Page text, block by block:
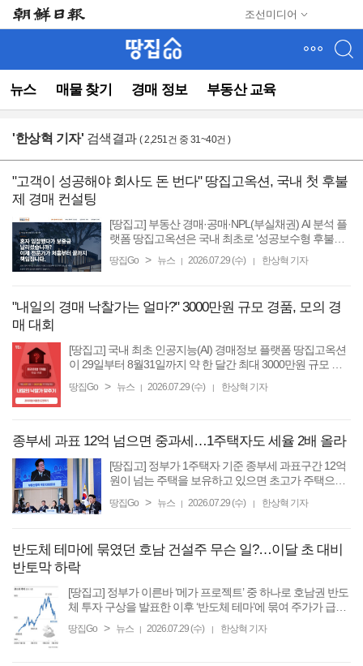
조선미디어
뉴스 매물 찾기 경매 정보 부동산 교육
뉴
(컨
영
동)
'한상혁 기자' 검색결과 ( 2,251건 중 31~40건 )
"고객이 성공해야 회사도 돈 번다" 땅집고옥션, 국내 첫 후불
제 경매 컨설팅
[땅집고] 부동산 경매·공매·NPL(부실채권) AI 분석 플
랫폼 땅집고옥션은 국내 최초로 '성공보수형 후불제
경매 컨설팅은 낙찰 여부와 관계없이 수백만 원의 자
땅집Go > 뉴스 2026.07.29 (수) 한상혁 기자
"내일의 경매 낙찰가는 얼마?" 3000만원 규모 경품, 모의 경
매 대회
[땅집고] 국내 최초 인공지능(AI) 경매정보 플랫폼 땅집고옥션
이 29일부터 8월31일까지 약 한 달간 최대 3000만원 규모 경
를 진행한다고 밝혔다. ...
땅집Go > 뉴스 | 2026.07.29 (수) | 한상혁 기자
종부세 과표 12억 넘으면 중과세…1주택자도 세율 2배 올라
[땅집고] 정부가 1주택자 기준 종부세 과표구간 12억
원이 넘는 주택을 보유하고 있으면 초고가 주택으로
중이라는 보도가 나왔다. 서울경제신문은 29일 관계
땅집Go > 뉴스 | 2026.07.29 (수) | 한상혁 기자
반도체 테마에 묶였던 호남 건설주 무슨 일?…이달 초 대비
반토막 하락
[땅집고] 정부가 이른바 ‘메가 프로젝트’ 중 하나로 호남권 반도
체 투자 구상을 발표한 이후 ‘반도체 테마’에 묶여 주가가 급등
어가고 있다. 최근 중국발 ...
땅집Go > 뉴스 | 2026.07.29 (수) | 한상혁 기자